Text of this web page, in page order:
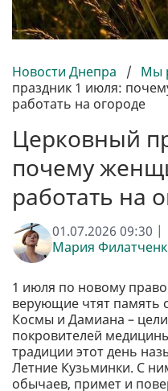
Новости Днепра / Мы
праздник 1 июля:
работать на огороде
Церковный
почему
работать на
01.07.2026 09:30 |
Мария
1 июля по новому
верующие чтят память
Космы и Дамиана –
покровителей
традиции этот день
Летние Кузьминки. С
обычаев, примет и